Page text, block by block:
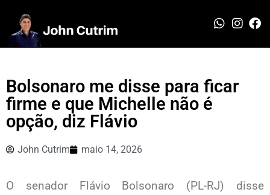
Bolsonaro me disse para ficar
firme e que Michelle não é
opção, diz Flávio
John Cutrim maio 14, 2026
O senador Flávio Bolsonaro (PL-RJ) disse